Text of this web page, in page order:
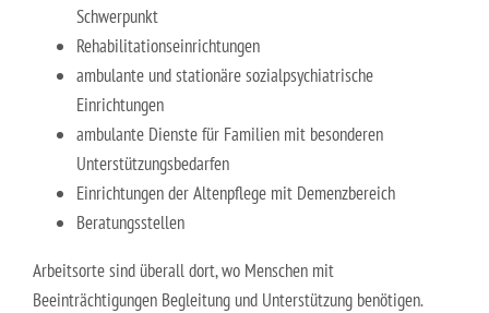
Schwerpunkt
Rehabilitationseinrichtungen
ambulante und stationäre sozialpsychiatrische
Einrichtungen
ambulante Dienste für Familien mit besonderen
Unterstützungsbedarfen
Einrichtungen der Altenpflege mit Demenzbereich
Beratungsstellen
Arbeitsorte sind überall dort, wo Menschen mit
Beeinträchtigungen Begleitung und Unterstützung benötigen.